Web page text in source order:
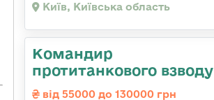
Київ, Київська область
Командир
протитанкового взводу
від 55000 до 130000 грн